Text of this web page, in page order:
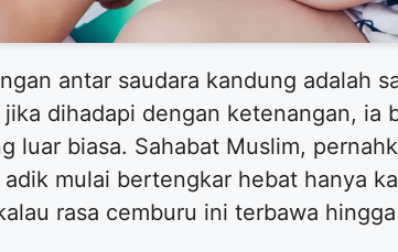
antar saudara kandung adalah
dihadapi dengan ketenangan, ia
luar biasa. Sahabat Muslim,
mulai bertengkar hebat hanya
rasa cemburu ini terbawa